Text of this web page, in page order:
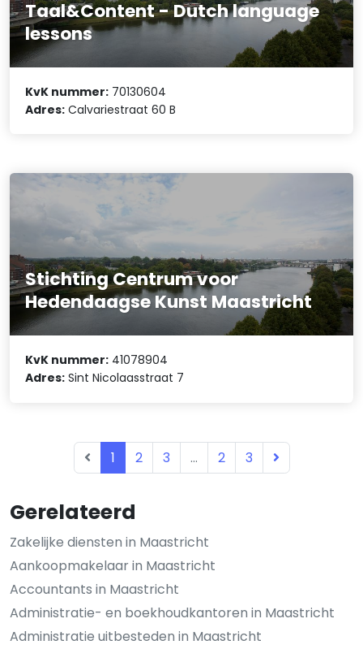
Gerelateerd
Zakelijke diensten in Maastricht
Aankoopmakelaar in Maastricht
Accountants in Maastricht
Administratie- en boekhoudkantoren in Maastricht
Administratie uitbesteden in Maastricht
Taal&Content - Dutch language
lessons
KvK nummer: 70130604
Adres: Calvariestraat 60 B
Stichting Centrum voor
Hedendaagse Kunst Maastricht
KvK nummer: 41078904
Adres: Sint Nicolaasstraat 7
1 2 3 ... 2 3